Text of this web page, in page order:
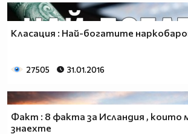
Класация : Най-богатите
27505 31.01.2016
Факт : 8 факта за Исландия , които
знаехте